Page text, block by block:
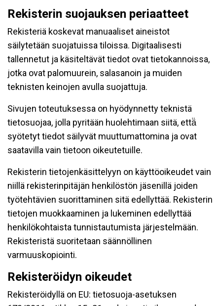
Rekisterin suojauksen periaatteet
Rekisteriä koskevat manuaaliset aineistot
säilytetään suojatuissa tiloissa. Digitaalisesti
tallennetut ja käsiteltävät tiedot ovat tietokannoissa,
jotka ovat palomuurein, salasanoin ja muiden
teknisten keinojen avulla suojattuja.
Sivujen toteutuksessa on hyödynnetty teknistä
tietosuojaa, jolla pyritään huolehtimaan siitä, että̈
syötetyt tiedot säilyvät muuttumattomina ja ovat
saatavilla vain tietoon oikeutetuille.
Rekisterin tietojenkäsittelyyn on käyttöoikeudet vain
niillä rekisterinpitäjän henkilöstön jäsenillä joiden
työtehtävien suorittaminen sitä edellyttää. Rekisterin
tietojen muokkaaminen ja lukeminen edellyttää
henkilökohtaista tunnistautumista järjestelmään.
Rekisteristä suoritetaan säännöllinen
varmuuskopiointi.
Rekisteröidyn oikeudet
Rekisteröidyllä on EU: tietosuoja-asetuksen